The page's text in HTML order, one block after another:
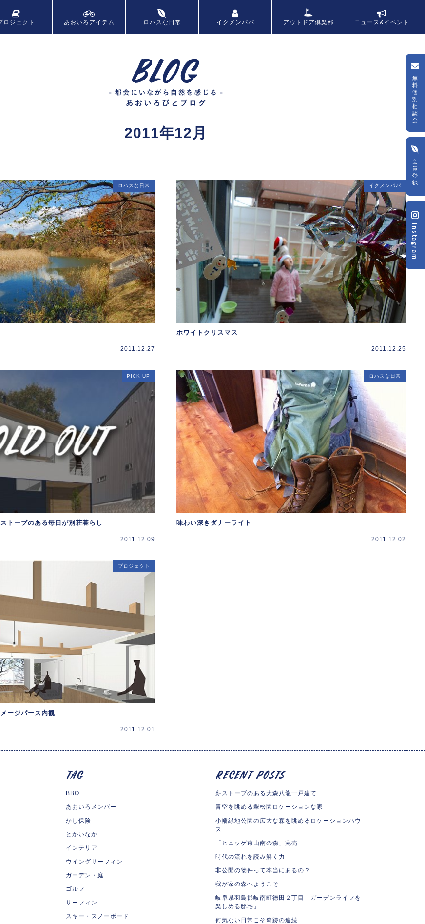
ロジェクト あおいろ アイテム ロハスな日常 イクメンパパ アウトドア倶楽部 ニュース&イベント
2011年12月
ロハスな日常
2011.12.27
イクメンパパ
ホワイトクリスマス
2011.12.25
PICK UP
トーブのある毎日が別荘暮らし
2011.12.09
ロハスな日常
味わい深きダナーライト
2011.12.02
プロジェクト
ージパース内観
2011.12.01
BBQ
あおいろメンバー
かし保険
とかいなか
インテリア
ウイングサーフィン
ガーデン・庭
ゴルフ
サーフィン
スキー・スノーボード
薪ストーブのある大森八龍一戸建て
青空を眺める翠松園ロケーションな家
小幡緑地公園の広大な森を眺めるロケーションハウ
ス
「ヒュッゲ東山南の森」完売
時代の流れを読み解く力
非公開の物件って本当にあるの？
我が家の森へようこそ
岐阜県羽島郡岐南町徳田２丁目「ガーデンライフを
楽しめる邸宅」
何気ない日常こそ奇跡の連続